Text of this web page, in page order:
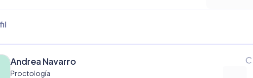
Andrea Navarro
Proctología
progress_activity